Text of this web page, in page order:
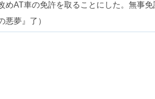
めAT車の免許を取ることにした。無事
夢』了）